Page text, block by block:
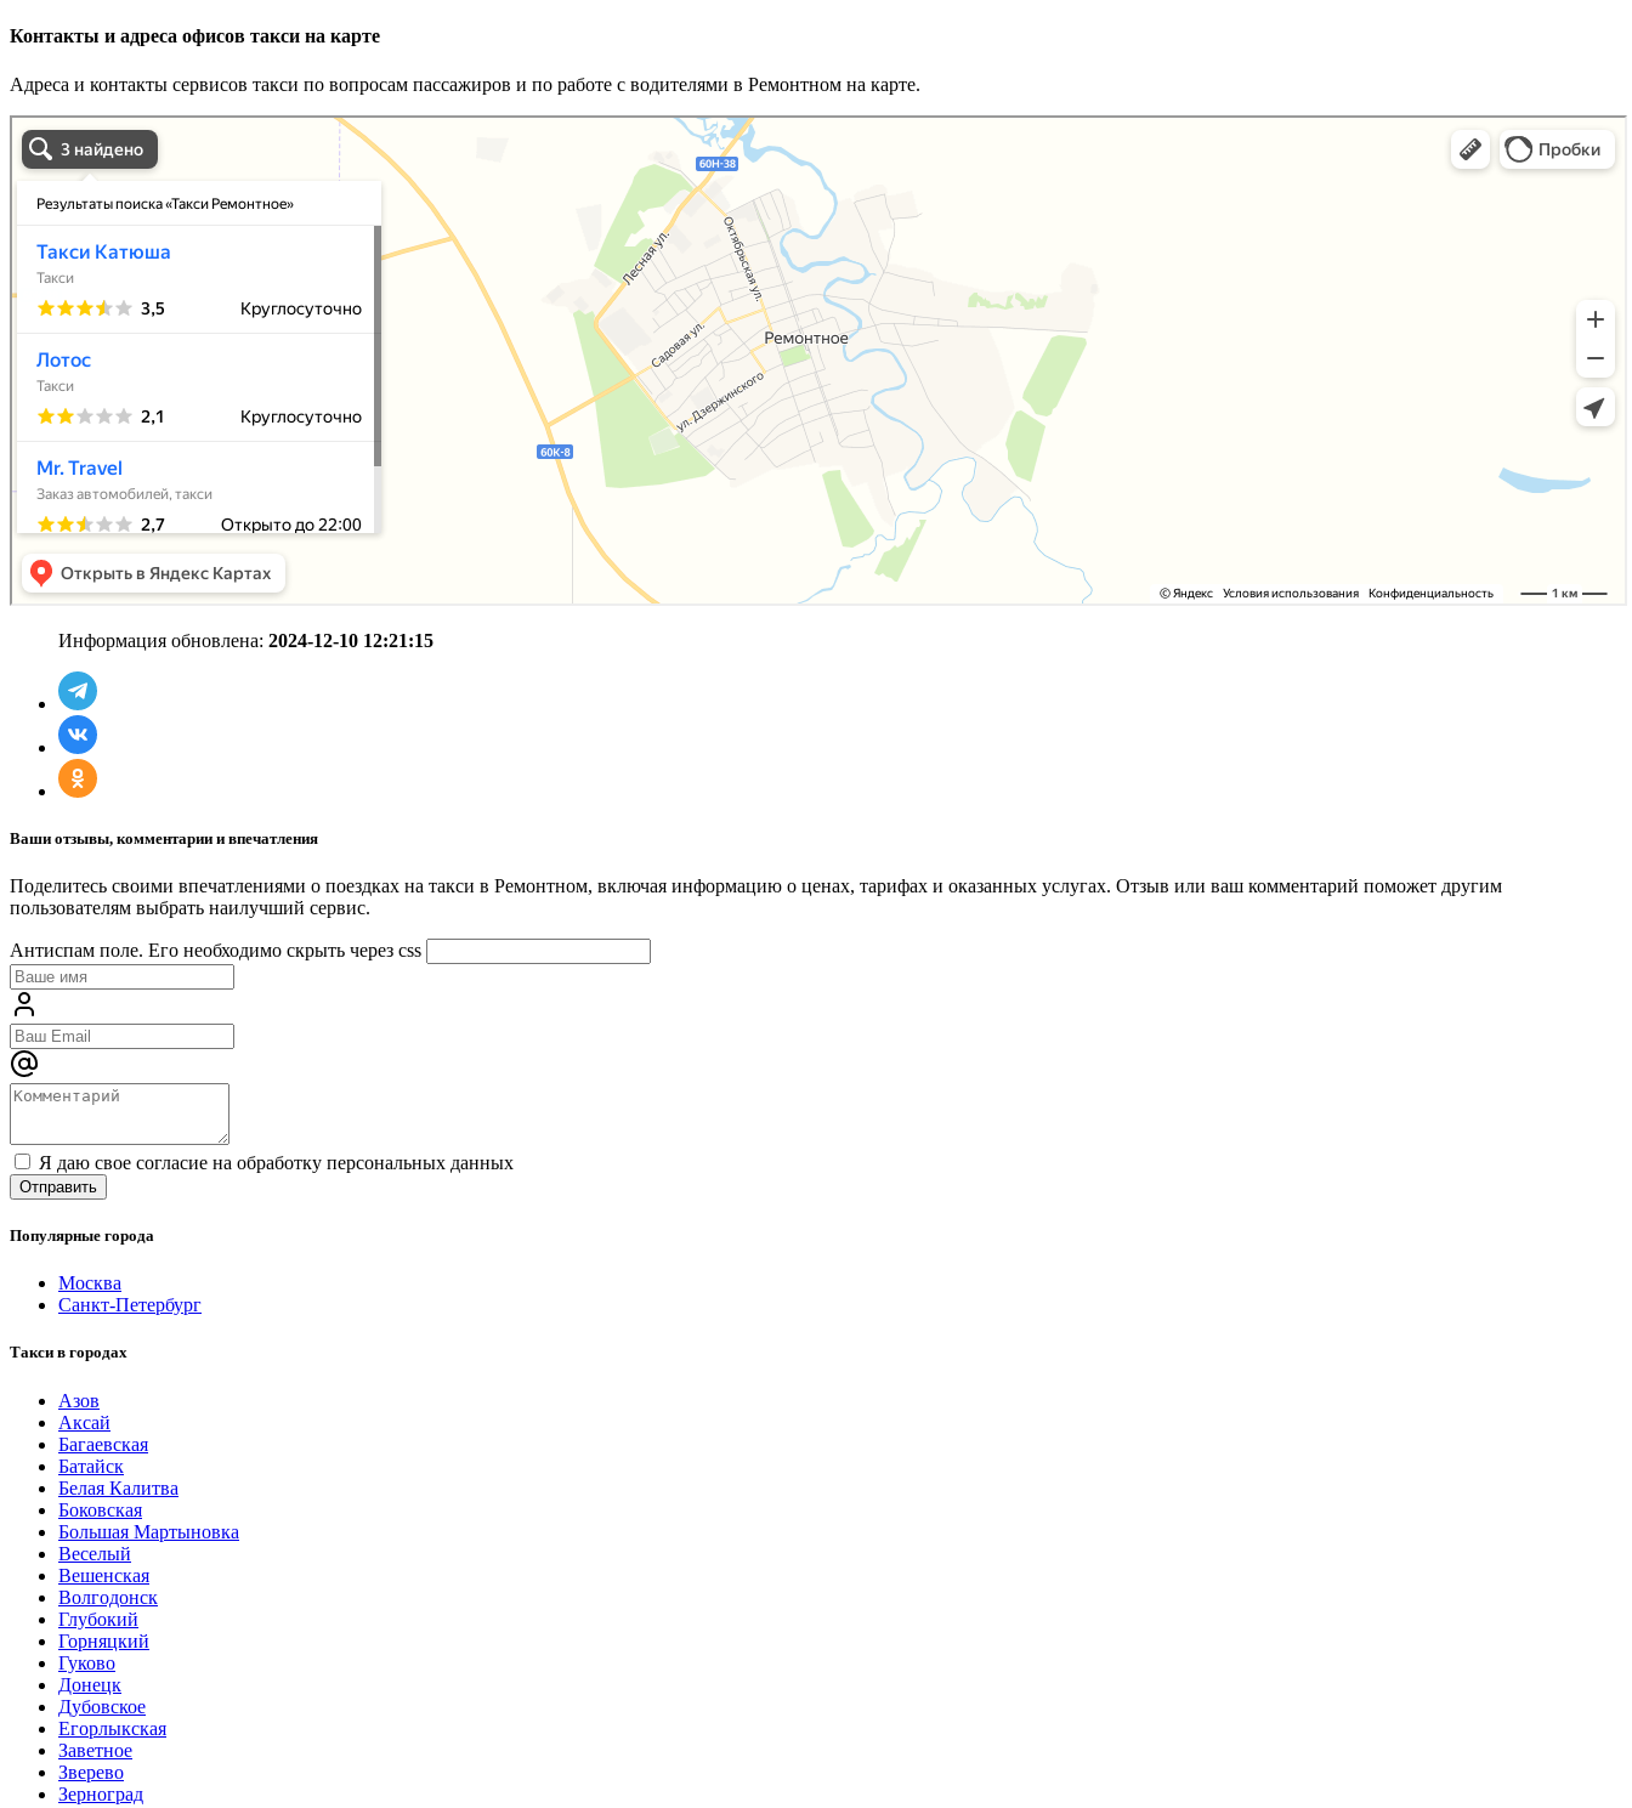
Контакты и адреса офисов такси на карте
Адреса и контакты сервисов такси по вопросам пассажиров и по работе с водителями в Ремонтном на карте.
Информация обновлена: 2024-12-10 12:21:15
Ваши отзывы, комментарии и впечатления
Поделитесь своими впечатлениями о поездках на такси в Ремонтном, включая информацию о ценах, тарифах и оказанных услугах. Отзыв или ваш комментарий поможет другим
пользователям выбрать наилучший сервис.
Антиспам поле. Его необходимо скрыть через css
Я даю свое согласие на обработку персональных данных
Популярные города
Москва
Санкт-Петербург
Такси в городах
Азов
Аксай
Багаевская
Батайск
Белая Калитва
Боковская
Большая Мартыновка
Веселый
Вешенская
Волгодонск
Глубокий
Горняцкий
Гуково
Донецк
Дубовское
Егорлыкская
Заветное
Зверево
Зерноград